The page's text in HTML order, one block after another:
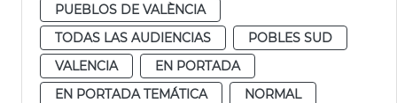
PUEBLOS DE VALÈNCIA
TODAS LAS AUDIENCIAS
POBLES SUD
VALENCIA
EN PORTADA
EN PORTADA TEMÁTICA
NORMAL